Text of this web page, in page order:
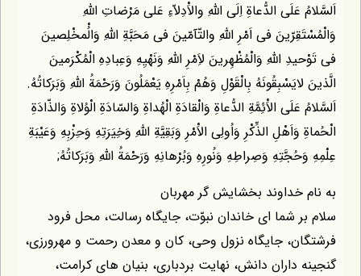
اَلسَّلامُ عَلَى الدُّعاةِ اِلَى اللّهِ والاَْدِلاّءِ عَلى مَرْضاتِ اللّهِ
وَالْمُسْتَقِرّينَ فى اَمْرِ اللّهِ والتّآمّينَ فى مَحَبَّةِ اللّهِ وَالُْمخْلِصينَ
فى تَوْحيدِ اللّهِ وَالْمُظْهِرينَ لاَِمْرِ اللّهِ وَنَهْيِهِ وَعِبادِهِ الْمُكْرَمينَ
الَّذينَ لايَسْبِقُونَهُ بِالْقَوْلِ وَهُمْ بِاَمْرِهِ يَعْمَلُونَ وَرَحْمَةُ اللّهِ وَبَرَكاتُهُ.
اَلسَّلامُ عَلَى الاَْئِمَّةِ الدُّعاةِ وَالْقادَةِ الْهُداةِ وَالسّادَةِ الْوُلاةِ وَالذّادَةِ
الْحُماةِ وَاَهْلِ الذِّكْرِ وَاُولِى الاَْمْرِ وَبَقِيَّةِ اللّهِ وَخِيَرَتِهِ وَحِزْبِهِ وَعَيْبَةِ
عِلْمِهِ وَحُجَّتِهِ وَصِراطِهِ وَنُورِهِ وَبُرْهانِهِ وَرَحْمَةُ اللّهِ وَبَرَكاتُهُ;
به نام خداوند بخشايش گر مهربان
سلام بر شما اى خاندان نبوّت، جايگاه رسالت، محل فرود
فرشتگان، جايگاه نزول وحى، كان و معدن رحمت و مهرورزى،
گنجينه داران دانش، نهايت بردبارى، بنيان هاى كرامت،